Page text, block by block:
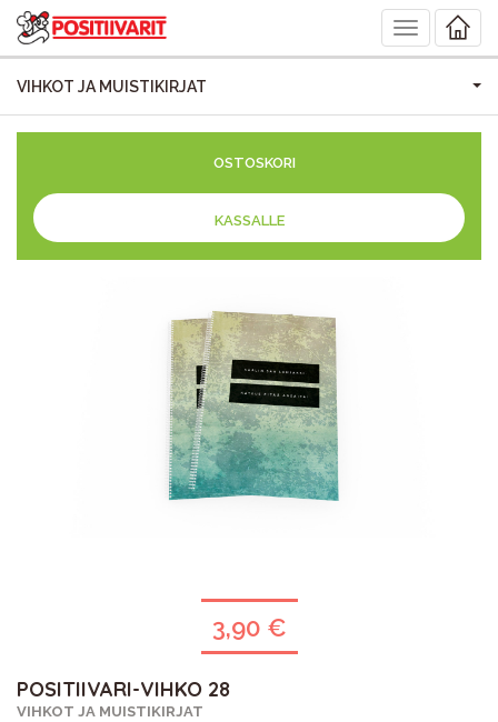
Toggle
navigation
VIHKOT JA MUISTIKIRJAT
OSTOSKORI
KASSALLE
3,90 €
POSITIIVARI-VIHKO 28
VIHKOT JA MUISTIKIRJAT